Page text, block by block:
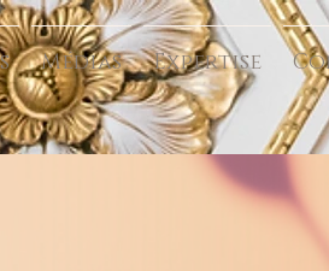
Médias Expertise